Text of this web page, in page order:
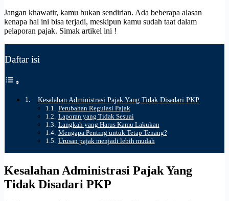
Jangan khawatir, kamu bukan sendirian. Ada beberapa alasan
kenapa hal ini bisa terjadi, meskipun kamu sudah taat dalam
pelaporan pajak. Simak artikel ini !
Daftar isi
Kesalahan Administrasi Pajak Yang Tidak Disadari PKP
Perubahan Regulasi Pajak
Laporan yang Tidak Sesuai
Langkah yang Harus Kamu Lakukan
Mengapa Penting untuk Tetap Tenang?
Urusan pajak menjadi lebih mudah
Kesalahan Administrasi Pajak Yang
Tidak Disadari PKP